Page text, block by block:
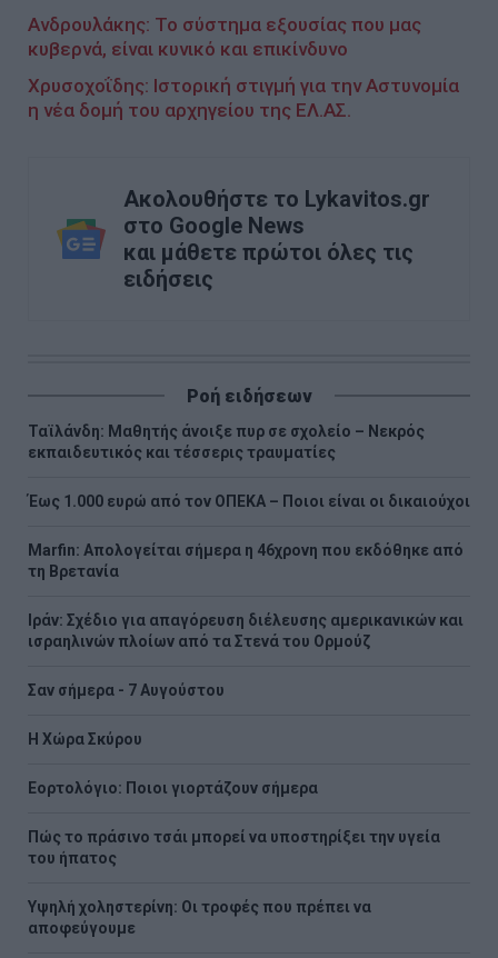
Ανδρουλάκης: Το σύστημα εξουσίας που μας
κυβερνά, είναι κυνικό και επικίνδυνο
Χρυσοχοΐδης: Ιστορική στιγμή για την Aστυνομία
η νέα δομή του αρχηγείου της ΕΛ.ΑΣ.
Ακολουθήστε το Lykavitos.gr
στο Google News
και μάθετε πρώτοι όλες τις
ειδήσεις
Ροή ειδήσεων
Ταϊλάνδη: Μαθητής άνοιξε πυρ σε σχολείο – Νεκρός
εκπαιδευτικός και τέσσερις τραυματίες
Έως 1.000 ευρώ από τον ΟΠΕΚΑ – Ποιοι είναι οι δικαιούχοι
Marfin: Απολογείται σήμερα η 46χρονη που εκδόθηκε από
τη Βρετανία
Ιράν: Σχέδιο για απαγόρευση διέλευσης αμερικανικών και
ισραηλινών πλοίων από τα Στενά του Ορμούζ
Σαν σήμερα - 7 Αυγούστου
Η Χώρα Σκύρου
Εορτολόγιο: Ποιοι γιορτάζουν σήμερα
Πώς το πράσινο τσάι μπορεί να υποστηρίξει την υγεία
του ήπατος
Υψηλή χοληστερίνη: Οι τροφές που πρέπει να
αποφεύγουμε